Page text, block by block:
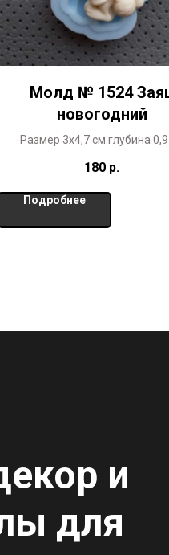
Молд № 1524
новогодний
Размер 3х4,7 см глубина
в коммерческих целях
180 р.
Подробнее
и
для